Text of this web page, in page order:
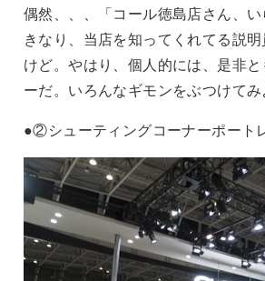
偶然、、、「コール徳島店さん、
きなり、当店を知ってくれてる説
けど。やはり、個人的には、是非
ーだ。いろんなギモンをぶつけてみ
●②シューティングコーナーポート